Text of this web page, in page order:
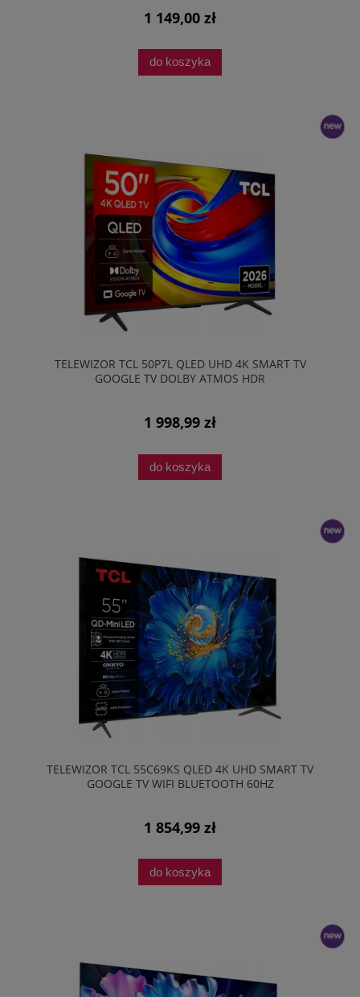
1 149,00 zł
do koszyka
TELEWIZOR TCL 50P7L QLED UHD 4K SMART TV
GOOGLE TV DOLBY ATMOS HDR
1 998,99 zł
do koszyka
TELEWIZOR TCL 55C69KS QLED 4K UHD SMART TV
GOOGLE TV WIFI BLUETOOTH 60HZ
1 854,99 zł
do koszyka